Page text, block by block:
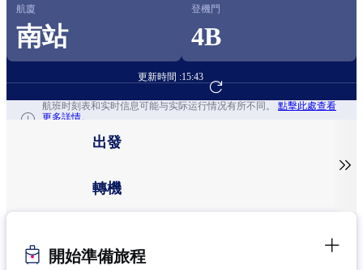
航廈
南站
登機門
4B
更新時間 :15:43
前往航班預訂
航班时刻表和实时信息可能与实际运行情况有所不同。 點擊此處查看
更多詳情。
出發
轉機

開始準備旅程